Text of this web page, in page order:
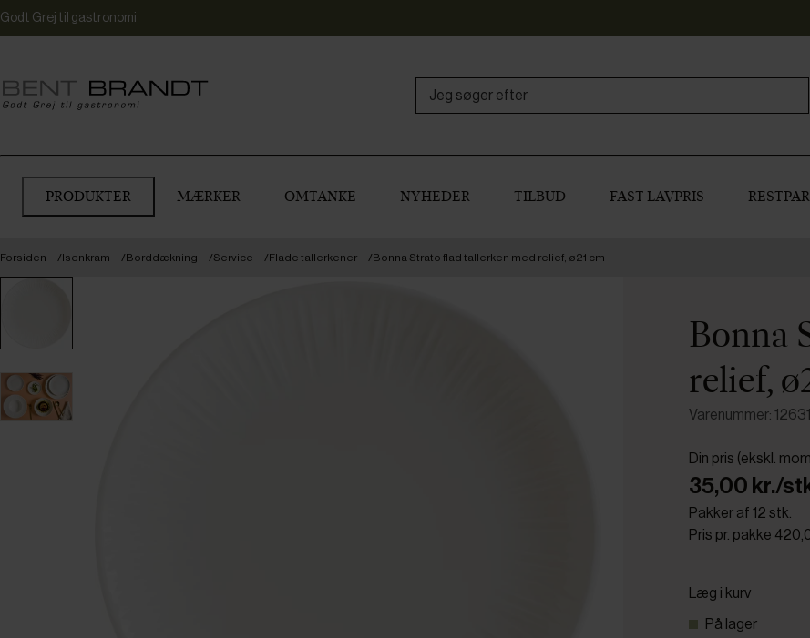
Godt Grej til gastronomi
PRODUKTER MÆRKER OMTANKE NYHEDER TILBUD FAST LAVPRIS
Forsiden Isenkram Borddækning Service Flade tallerkener Bonna Strato flad tallerken med relief, ø21 cm
Bonna
relief,
Varenummer:
Din pris (ekskl.
35,00 kr./
Pakker af 12 stk.
Pris pr. pakke
Læg i kurv
På lager